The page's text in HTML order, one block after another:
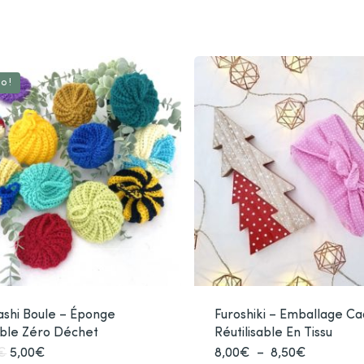
!
Boule – Éponge
Zéro Déchet
Le
5,00€
Furoshiki – Emballage
Réutilisable En Tissu
8,00€ – 8,50€Plage